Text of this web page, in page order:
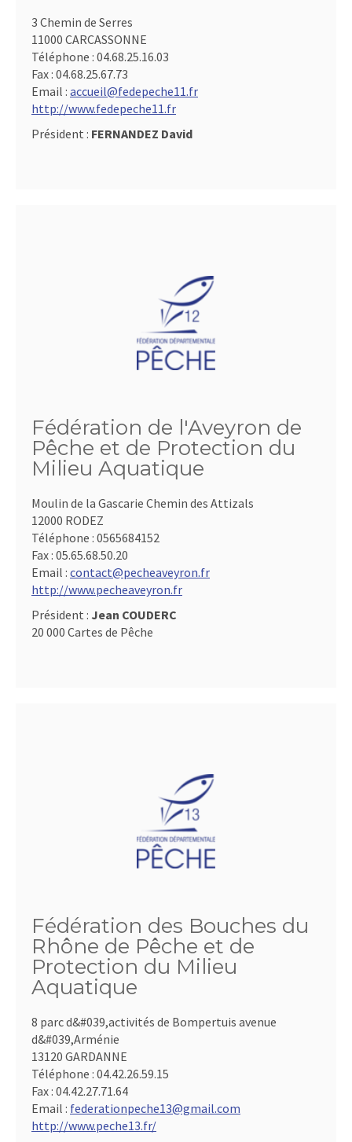
3 Chemin de Serres
11000 CARCASSONNE
Téléphone : 04.68.25.16.03
Fax : 04.68.25.67.73
Email : accueil@fedepeche11.fr
http://www.fedepeche11.fr
Président : FERNANDEZ David
Fédération de l'Aveyron de
Pêche et de Protection du
Milieu Aquatique
Moulin de la Gascarie Chemin des Attizals
12000 RODEZ
Téléphone : 0565684152
Fax : 05.65.68.50.20
Email : contact@pecheaveyron.fr
http://www.pecheaveyron.fr
Président : Jean COUDERC
20 000 Cartes de Pêche
Fédération des Bouches du
Rhône de Pêche et de
Protection du Milieu
Aquatique
8 parc d&#039,activités de Bompertuis avenue
d&#039,Arménie
13120 GARDANNE
Téléphone : 04.42.26.59.15
Fax : 04.42.27.71.64
Email : federationpeche13@gmail.com
http://www.peche13.fr/